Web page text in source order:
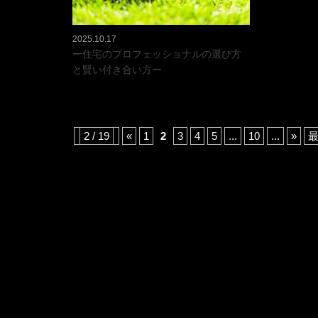
2025.10.17
ー住宅のプロフェッショナルの選び方
と賢い付き合い方ー
2 / 19 « 1 2 3 4 5 ... 10 ... »